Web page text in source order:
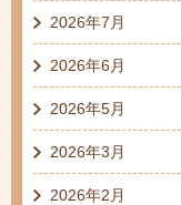
2026年7月
2026年6月
2026年5月
2026年3月
2026年2月